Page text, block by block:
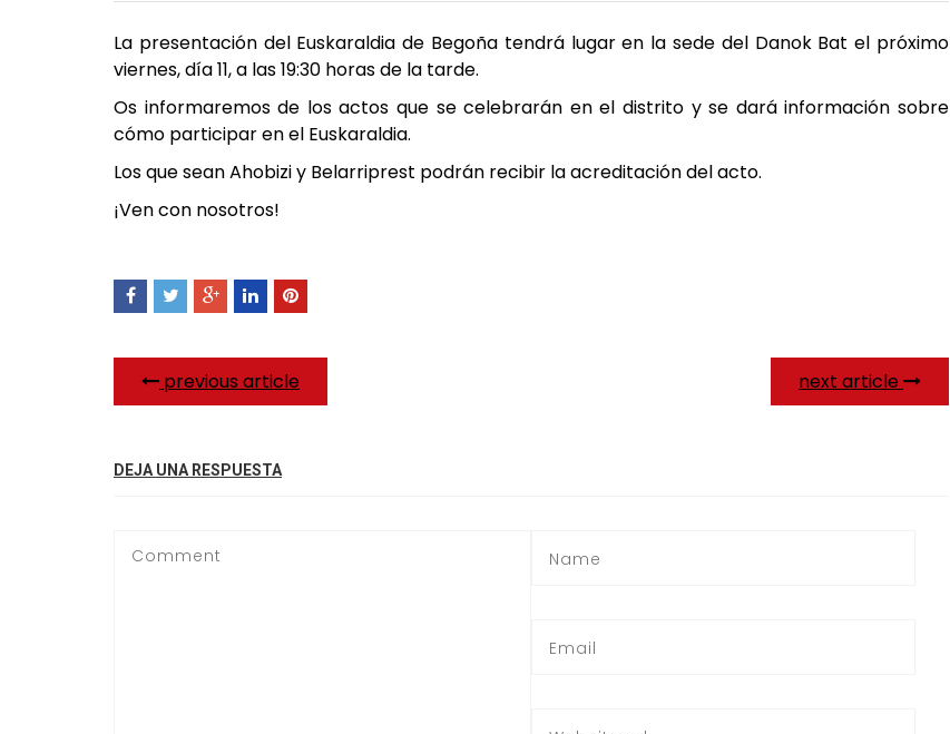
La presentación del Euskaraldia de Begoña tendrá lugar en la sede del Danok Bat el próximo
viernes, día 11, a las 19:30 horas de la tarde.
Os informaremos de los actos que se celebrarán en el distrito y se dará información sobre
cómo participar en el Euskaraldia.
Los que sean Ahobizi y Belarriprest podrán recibir la acreditación del acto.
¡Ven con nosotros!
previous article next article
DEJA UNA RESPUESTA